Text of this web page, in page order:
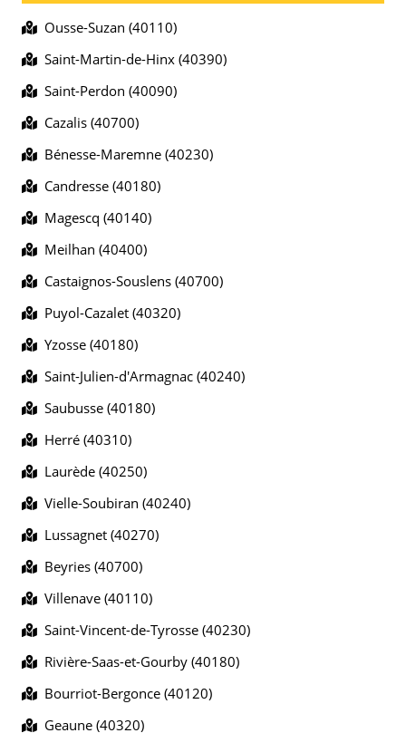
Ousse-Suzan (40110)
Saint-Martin-de-Hinx (40390)
Saint-Perdon (40090)
Cazalis (40700)
Bénesse-Maremne (40230)
Candresse (40180)
Magescq (40140)
Meilhan (40400)
Castaignos-Souslens (40700)
Puyol-Cazalet (40320)
Yzosse (40180)
Saint-Julien-d'Armagnac (40240)
Saubusse (40180)
Herré (40310)
Laurède (40250)
Vielle-Soubiran (40240)
Lussagnet (40270)
Beyries (40700)
Villenave (40110)
Saint-Vincent-de-Tyrosse (40230)
Rivière-Saas-et-Gourby (40180)
Bourriot-Bergonce (40120)
Geaune (40320)